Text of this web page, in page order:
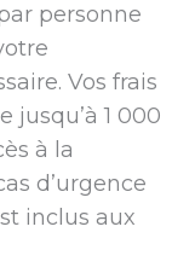
personne
Vos frais
jusqu’à 1 000
à la
d’urgence
inclus aux